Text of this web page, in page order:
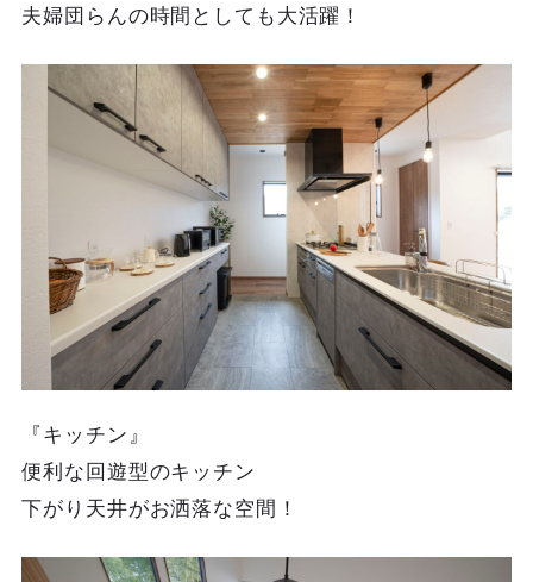
夫婦団らんの時間としても大活躍！
『キッチン』
便利な回遊型のキッチン
下がり天井がお洒落な空間！